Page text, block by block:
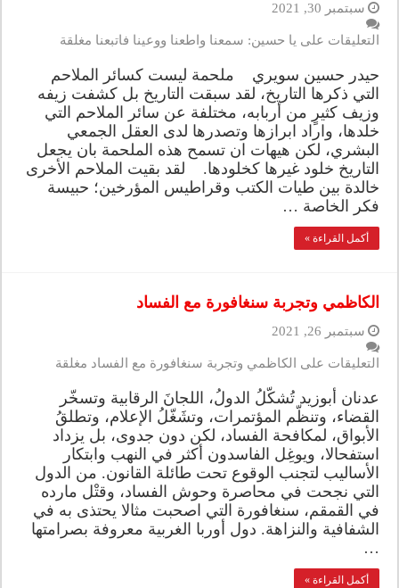
سبتمبر 30, 2021
التعليقات على يا حسين: سمعنا واطعنا ووعينا فاتبعنا مغلقة
حيدر حسين سويري ملحمة ليست كسائر الملاحم
التي ذكرها التاريخ، لقد سبقت التاريخ بل كشفت زيفه
وزيف كثيرٍ من أربابه، مختلفة عن سائر الملاحم التي
خلدها، واراد ابرازها وتصدرها لدى العقل الجمعي
البشري، لكن هيهات ان تسمح هذه الملحمة بان يجعل
التاريخ خلود غيرها كخلودها. لقد بقيت الملاحم الأخرى
خالدة بين طيات الكتب وقراطيس المؤرخين؛ حبيسة
فكر الخاصة …
أكمل القراءة »
الكاظمي وتجربة سنغافورة مع الفساد
سبتمبر 26, 2021
التعليقات على الكاظمي وتجربة سنغافورة مع الفساد مغلقة
عدنان أبوزيد تُشكّلُ الدولُ، اللجانَ الرقابية وتسخّر
القضاء، وتنظّم المؤتمرات، وتشَغّلُ الإعلام، وتطلقُ
الأبواق، لمكافحة الفساد، لكن دون جدوى، بل يزداد
استفحالا، ويوغِل الفاسدون أكثر في النهب وابتكار
الأساليب لتجنب الوقوع تحت طائلة القانون. من الدول
التي نجحت في محاصرة وحوش الفساد، وقتْل مارده
في القمقم، سنغافورة التي اصحبت مثالا يحتذى به في
الشفافية والنزاهة. دول أوربا الغربية معروفة بصرامتها
…
أكمل القراءة »